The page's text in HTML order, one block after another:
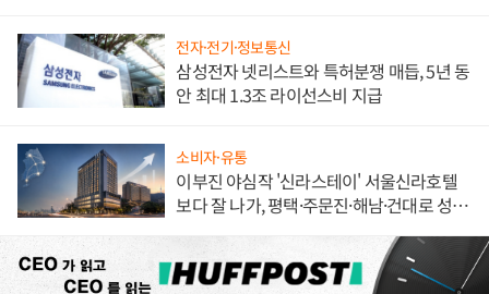
전자·전기·정보통신
삼성전자 넷리스트와 특허분쟁 매듭, 5년 동
안 최대 1.3조 라이선스비 지급
소비자·유통
이부진 야심작 '신라스테이' 서울신라호텔
보다 잘 나가, 평택·주문진·해남·건대로 성